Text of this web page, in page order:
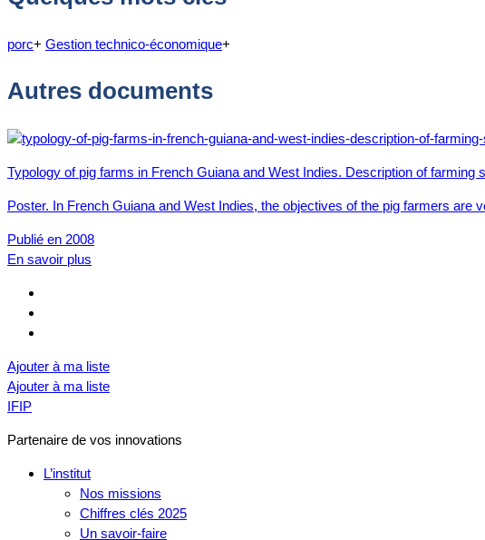
porc+ Gestion technico-économique+
Autres documents
Typology of pig farms in French Guiana and West Indies. Description of
Poster. In French Guiana and West Indies, the objectives of the pig farmers
Publié en 2008
En savoir plus
Ajouter à ma liste
Ajouter à ma liste
IFIP
Partenaire de vos innovations
L’institut
Nos missions
Chiffres clés 2025
Un savoir-faire